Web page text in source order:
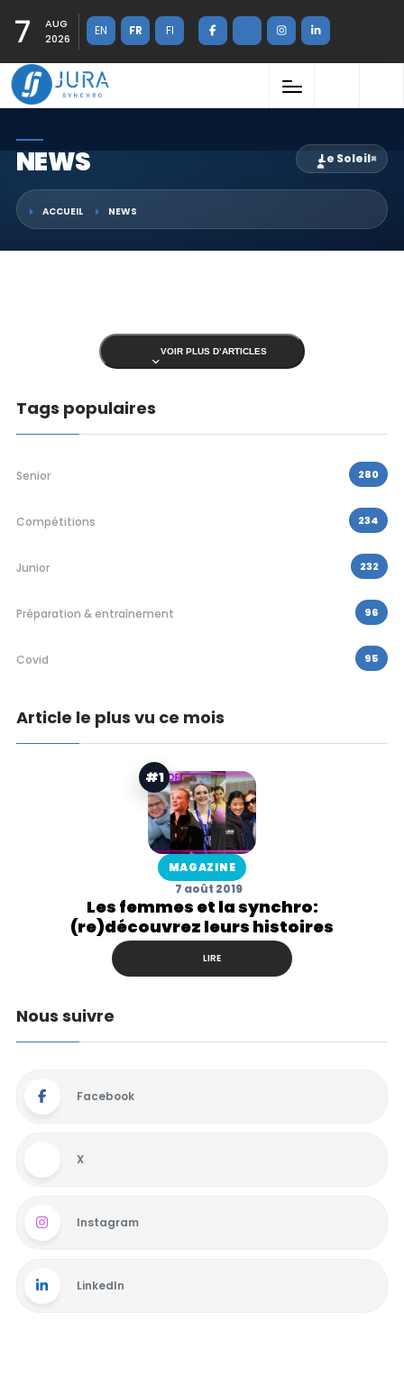
7
AUG
2026
EN FR FI
NEWS Le Soleil×
ACCUEIL NEWS
VOIR PLUS D’ARTICLES
Tags populaires
Senior 280
Compétitions 234
Junior 232
Préparation & entraînement 96
Covid 95
Article le plus vu ce mois
#1
MAGAZINE
7 août 2019
Les femmes et la synchro:
(re)découvrez leurs histoires
LIRE
Nous suivre
Facebook
X
Instagram
LinkedIn